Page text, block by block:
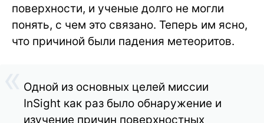
поверхности, и ученые долго не могли
понять, с чем это связано. Теперь им ясно,
что причиной были падения метеоритов.
Одной из основных целей миссии
InSight как раз было обнаружение и
изучение причин поверхностных